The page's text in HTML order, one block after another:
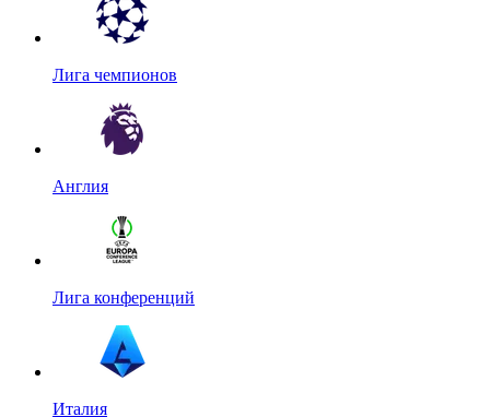
Лига чемпионов
Англия
Лига конференций
Италия